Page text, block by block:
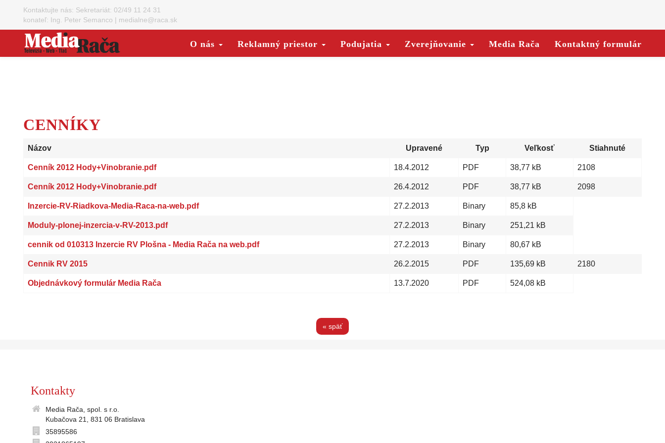
Kontaktujte nás: Sekretariát: 02/49 11 24 31
konateľ: Ing. Peter Semanco | medialne@raca.sk
O nás Reklamný priestor Podujatia Zverejňovanie Media Rača Kontaktný formulár
CENNÍKY
Názov Upravené Typ Veľkosť Stiahnuté
Cenník 2012 Hody+Vinobranie.pdf 18.4.2012 PDF 38,77 kB 2108
Cenník 2012 Hody+Vinobranie.pdf 26.4.2012 PDF 38,77 kB 2098
Inzercie-RV-Riadkova-Media-Raca-na-web.pdf 27.2.2013 Binary 85,8 kB
Moduly-plonej-inzercia-v-RV-2013.pdf 27.2.2013 Binary 251,21 kB
cennik od 010313 Inzercie RV Plošna - Media Rača na web.pdf 27.2.2013 Binary 80,67 kB
Cennik RV 2015 26.2.2015 PDF 135,69 kB 2180
Objednávkový formulár Media Rača 13.7.2020 PDF 524,08 kB
« späť
Kontakty
Media Rača, spol. s r.o.
Kubačova 21, 831 06 Bratislava
35895586